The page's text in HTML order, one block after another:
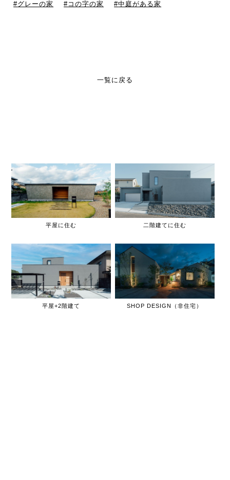
グレーの家 コの字の家 中庭がある家
一覧に戻る
平屋に住む 二階建てに住む
平屋+2階建て SHOP DESIGN（非住宅）